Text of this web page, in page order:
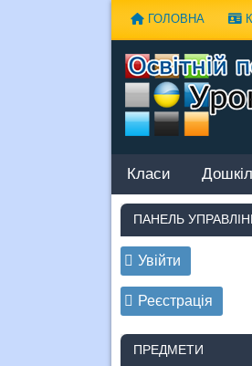
ГОЛОВНА
Класи
ПАНЕЛЬ
Увійти
Реєстрація
ПРЕДМЕТИ